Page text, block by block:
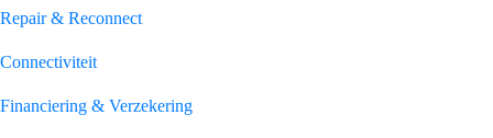
Repair & Reconnect
Connectiviteit
Financiering & Verzekering